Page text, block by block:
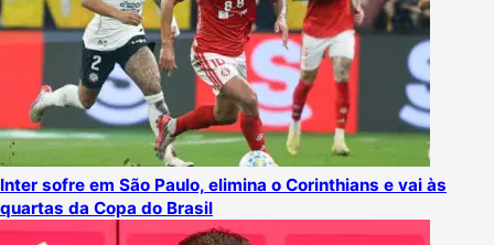
Inter sofre em São Paulo, elimina o Corinthians e vai às
quartas da Copa do Brasil